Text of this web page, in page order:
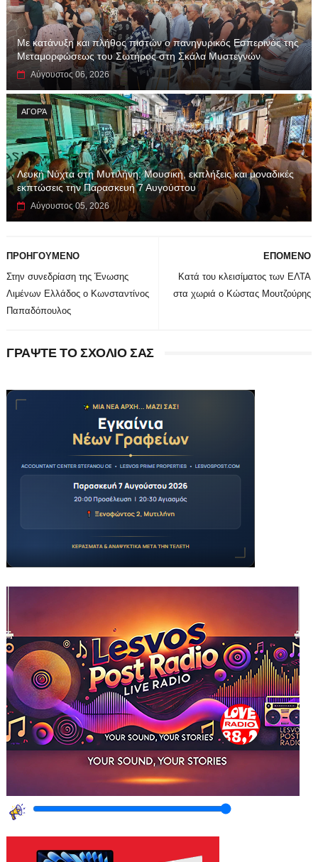
Με κατάνυξη και πλήθος πιστών ο πανηγυρικός Εσπερινός της
Μεταμορφώσεως του Σωτήρος στη Σκάλα Μυστεγνών
Αύγουστος 06, 2026
ΑΓΟΡΆ
Λευκή Νύχτα στη Μυτιλήνη: Μουσική, εκπλήξεις και μοναδικές
εκπτώσεις την Παρασκευή 7 Αυγούστου
Αύγουστος 05, 2026
ΕΠΟΜΕΝΟ
Κατά του κλεισίματος των ΕΛΤΑ
στα χωριά ο Κώστας Μουτζούρης
ΠΡΟΗΓΟΥΜΕΝΟ
Στην συνεδρίαση της Ένωσης
Λιμένων Ελλάδος ο Κωνσταντίνος
Παπαδόπουλος
ΓΡΑΨΤΕ ΤΟ ΣΧΟΛΙΟ ΣΑΣ